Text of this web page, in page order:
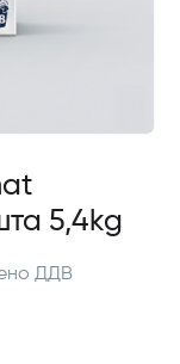
5,4kg
ДДВ